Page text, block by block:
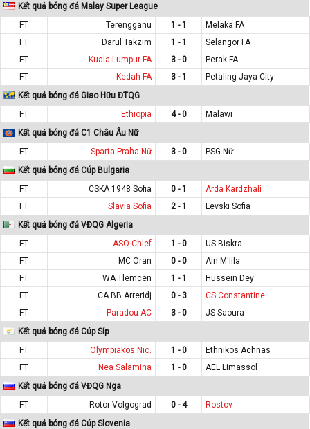
Kết quả bóng đá Malay Super League
FT
Terengganu 1 - 1
Melaka FA
FT
Darul Takzim 1 - 1
Selangor FA
FT
Kuala Lumpur FA 3 - 0
Perak FA
FT
Kedah FA 3 - 1
Petaling Jaya City
Kết quả bóng đá Giao Hữu ĐTQG
FT
Ethiopia 4 - 0
Malawi
Kết quả bóng đá C1 Châu Âu Nữ
FT
Sparta Praha Nữ 3 - 0
PSG Nữ
Kết quả bóng đá Cúp Bulgaria
FT
CSKA 1948 Sofia 0 - 1
Arda Kardzhali
FT
Slavia Sofia 2 - 1
Levski Sofia
Kết quả bóng đá VĐQG Algeria
FT
ASO Chlef 1 - 0
US Biskra
FT
MC Oran 0 - 0
Ain M'lila
FT
WA Tlemcen 1 - 1
Hussein Dey
FT
CA BB Arreridj 0 - 3
CS Constantine
FT
Paradou AC 3 - 0
JS Saoura
Kết quả bóng đá Cúp Síp
FT
Olympiakos Nic. 1 - 0
Ethnikos Achnas
FT
Nea Salamina 1 - 0
AEL Limassol
Kết quả bóng đá VĐQG Nga
FT
Rotor Volgograd 0 - 4
Rostov
Kết quả bóng đá Cúp Slovenia